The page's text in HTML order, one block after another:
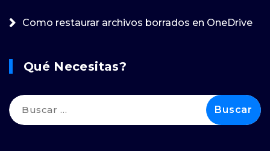
Como restaurar archivos borrados en OneDrive
Qué Necesitas?
Buscar: